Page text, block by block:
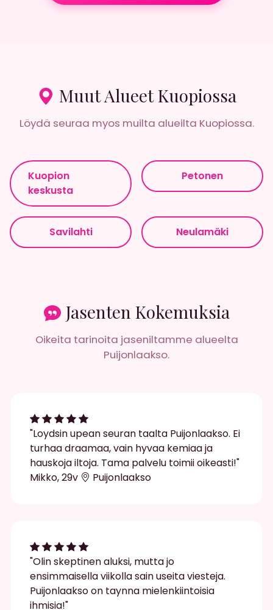
Muut Alueet Kuopiossa
Löydä seuraa myos muilta alueilta Kuopiossa.
Kuopion
keskusta
Petonen
Savilahti Neulamäki
Jasenten Kokemuksia
Oikeita tarinoita jaseniltamme alueelta
Puijonlaakso.
"Loydsin upean seuran taalta Puijonlaakso. Ei
turhaa draamaa, vain hyvaa kemiaa ja
hauskoja iltoja. Tama palvelu toimii oikeasti!"
Mikko, 29v
Puijonlaakso
"Olin skeptinen aluksi, mutta jo
ensimmaisella viikolla sain useita viesteja.
Puijonlaakso on taynna mielenkiintoisia
ihmisia!"